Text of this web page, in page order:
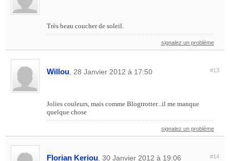
Très beau coucher de soleil.
signalez un problème
Willou , 28 Janvier 2012 à 17:50 #13
Jolies couleurs, mais comme Blogtrotter...il me manque
quelque chose
signalez un problème
Florian Keriou , 30 Janvier 2012 à 19:06 #14